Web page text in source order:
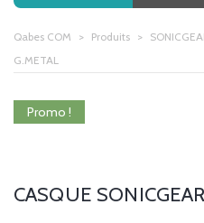
Qabes COM > Produits >
G.METAL
Promo !
CASQUE